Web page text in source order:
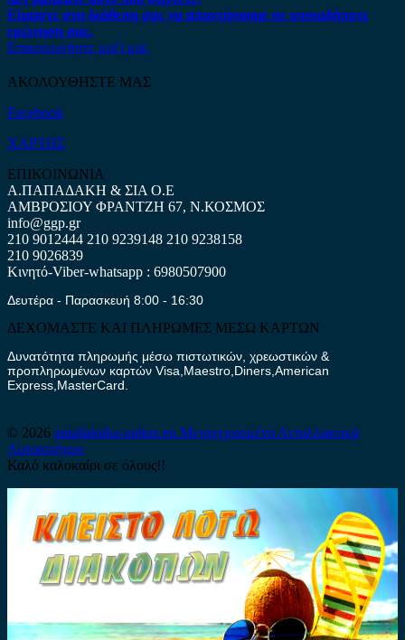
Είμαστε στη διάθεση σας να απαντήσουμε σε οποιαδήποτε
ερώτηση σας.
Επικοινωνήστε μαζί μας
ΑΚΟΛΟΥΘΗΣΤΕ ΜΑΣ
Facebook
ΧΑΡΤΗΣ
ΕΠΙΚΟΙΝΩΝΙΑ
Α.ΠΑΠΑΔΑΚΗ & ΣΙΑ Ο.Ε
ΑΜΒΡΟΣΙΟΥ ΦΡΑΝΤΖΗ 67, Ν.ΚΟΣΜΟΣ
info@ggp.gr
210 9012444 210 9239148 210 9238158
210 9026839
Κινητό-Viber-whatsapp : 6980507900
Δευτέρα - Παρασκευή 8:00 - 16:30
ΔΕΧΟΜΑΣΤΕ ΚΑΙ ΠΛΗΡΩΜΕΣ ΜΕΣΩ ΚΑΡΤΩΝ
Δυνατότητα πληρωμής μέσω πιστωτικών, χρεωστικών &
προπληρωμένων καρτών Visa,Maestro,Diners,American
Express,MasterCard.
© 2026 antallaktika-online.eu Μεταχειρισμένα Ανταλλακτικά
Αυτοκινήτων
Καλό καλοκαίρι σε όλους!!